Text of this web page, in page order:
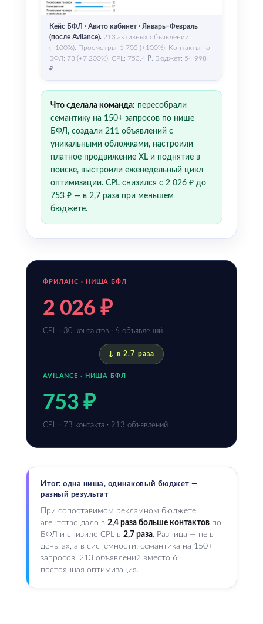
Кейс БФЛ · Авито кабинет · Январь–Февраль
(после Avilance). 213 активных объявлений
(+100%). Просмотры: 1 705 (+100%). Контакты по
БФЛ: 73 (+7 200%). CPL: 753,4 ₽. Бюджет: 54 998
₽.
Что сделала команда: пересобрали
семантику на 150+ запросов по нише
БФЛ, создали 211 объявлений с
уникальными обложками, настроили
платное продвижение XL и поднятие в
поиске, выстроили еженедельный цикл
оптимизации. CPL снизился с 2 026 ₽ до
753 ₽ — в 2,7 раза при меньшем
бюджете.
ФРИЛАНС · НИША БФЛ
2 026 ₽
CPL · 30 контактов · 6 объявлений
↓ в 2,7 раза
AVILANCE · НИША БФЛ
753 ₽
CPL · 73 контакта · 213 объявлений
Итог: одна ниша, одинаковый бюджет —
разный результат
При сопоставимом рекламном бюджете
агентство дало в 2,4 раза больше контактов по
БФЛ и снизило CPL в 2,7 раза. Разница — не в
деньгах, а в системности: семантика на 150+
запросов, 213 объявлений вместо 6,
постоянная оптимизация.